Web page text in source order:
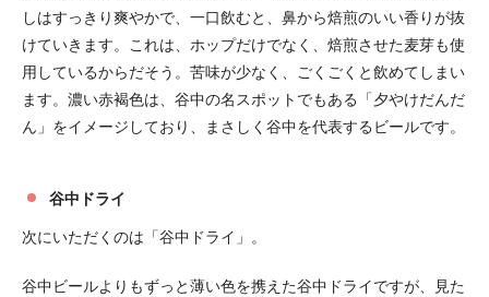
しはすっきり爽やかで、一口飲むと、鼻から焙煎のいい香りが抜
けていきます。これは、ホップだけでなく、焙煎させた麦芽も使
用しているからだそう。苦味が少なく、ごくごくと飲めてしまい
ます。濃い赤褐色は、谷中の名スポットでもある「夕やけだんだ
ん」をイメージしており、まさしく谷中を代表するビールです。
谷中ドライ
次にいただくのは「谷中ドライ」。
谷中ビールよりもずっと薄い色を携えた谷中ドライですが、見た